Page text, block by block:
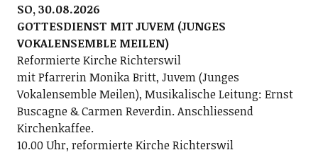
SO, 30.08.2026
GOTTESDIENST MIT JUVEM (JUNGES
VOKALENSEMBLE MEILEN)
Reformierte Kirche Richterswil
mit Pfarrerin Monika Britt, Juvem (Junges
Vokalensemble Meilen), Musikalische Leitung: Ernst
Buscagne & Carmen Reverdin. Anschliessend
Kirchenkaffee.
10.00 Uhr, reformierte Kirche Richterswil